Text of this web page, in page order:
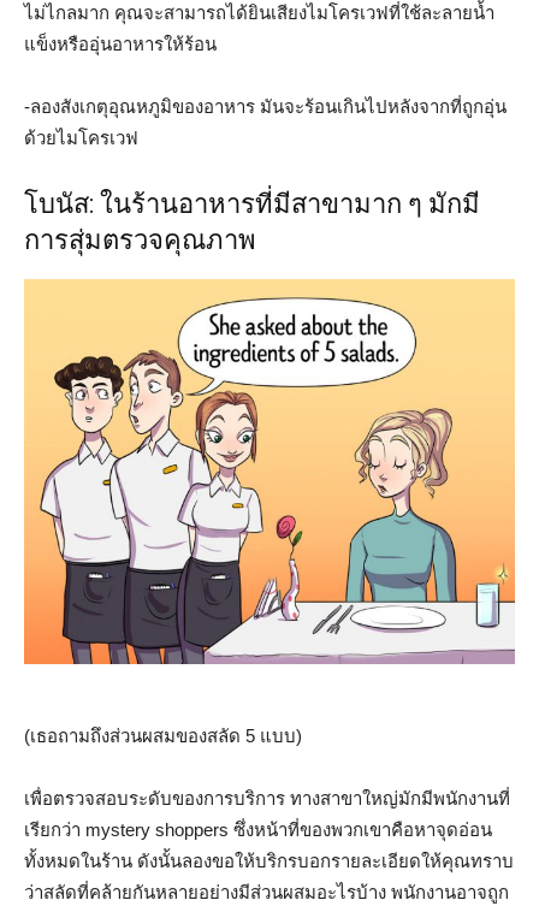
ไม่ไกลมาก คุณจะสามารถได้ยินเสียงไมโครเวฟที่ใช้ละลายน้ำ
แข็งหรืออุ่นอาหารให้ร้อน
-ลองสังเกตุอุณหภูมิของอาหาร มันจะร้อนเกินไปหลังจากที่ถูกอุ่น
ด้วยไมโครเวฟ
โบนัส: ในร้านอาหารที่มีสาขามาก ๆ มักมี
การสุ่มตรวจคุณภาพ
(เธอถามถึงส่วนผสมของสลัด 5 แบบ)
เพื่อตรวจสอบระดับของการบริการ ทางสาขาใหญ่มักมีพนักงานที่
เรียกว่า mystery shoppers ซึ่งหน้าที่ของพวกเขาคือหาจุดอ่อน
ทั้งหมดในร้าน ดังนั้นลองขอให้บริกรบอกรายละเอียดให้คุณทราบ
ว่าสลัดที่คล้ายกันหลายอย่างมีส่วนผสมอะไรบ้าง พนักงานอาจถูก